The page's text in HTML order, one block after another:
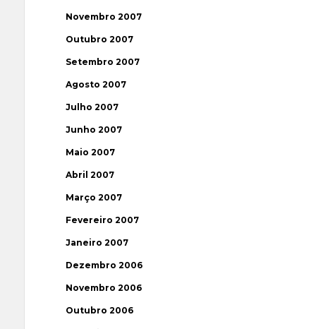
Novembro 2007
Outubro 2007
Setembro 2007
Agosto 2007
Julho 2007
Junho 2007
Maio 2007
Abril 2007
Março 2007
Fevereiro 2007
Janeiro 2007
Dezembro 2006
Novembro 2006
Outubro 2006